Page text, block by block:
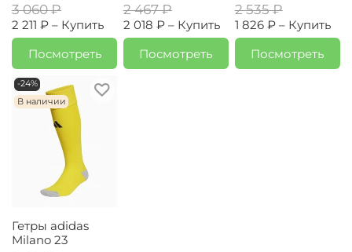
3 060 ₽
2 211 ₽ – Купить
Посмотреть
2 467 ₽
2 018 ₽ – Купить
Посмотреть
2 535 ₽
1 826 ₽ – Купить
Посмотреть
-24%
В наличии
Гетры adidas
Milano 23